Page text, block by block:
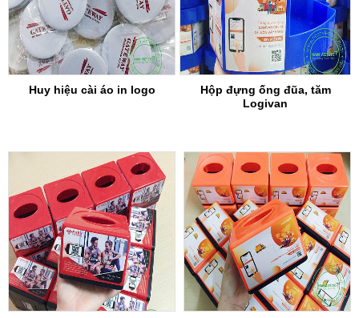
Huy hiệu cài áo in logo
Hộp đựng ống đũa, tăm
Logivan